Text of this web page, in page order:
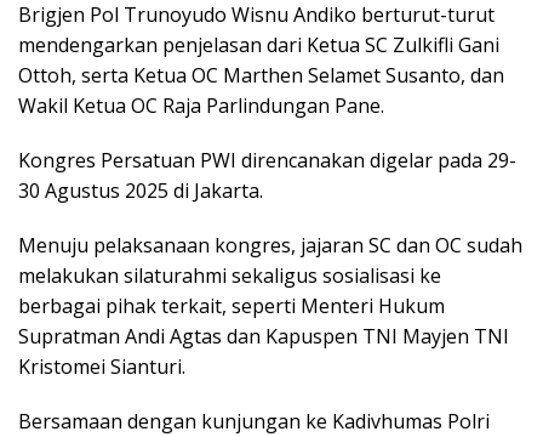
Brigjen Pol Trunoyudo Wisnu Andiko berturut-turut
mendengarkan penjelasan dari Ketua SC Zulkifli Gani
Ottoh, serta Ketua OC Marthen Selamet Susanto, dan
Wakil Ketua OC Raja Parlindungan Pane.
Kongres Persatuan PWI direncanakan digelar pada 29-
30 Agustus 2025 di Jakarta.
Menuju pelaksanaan kongres, jajaran SC dan OC sudah
melakukan silaturahmi sekaligus sosialisasi ke
berbagai pihak terkait, seperti Menteri Hukum
Supratman Andi Agtas dan Kapuspen TNI Mayjen TNI
Kristomei Sianturi.
Bersamaan dengan kunjungan ke Kadivhumas Polri